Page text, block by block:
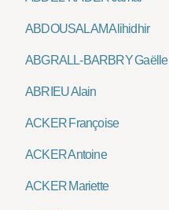
ABDOUSALAM Alihidhir
ABGRALL-BARBRY Gaëlle
ABRIEU Alain
ACKER Françoise
ACKER Antoine
ACKER Mariette